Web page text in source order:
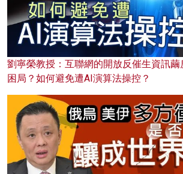
劉寧榮教授：互聯網的開放反催生資訊繭
困局？如何避免遭AI演算法操控？